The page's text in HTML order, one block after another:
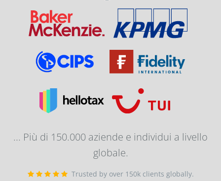
... Più di 150.000 aziende e individui a livello
globale.
Trusted by over 150k clients globally.